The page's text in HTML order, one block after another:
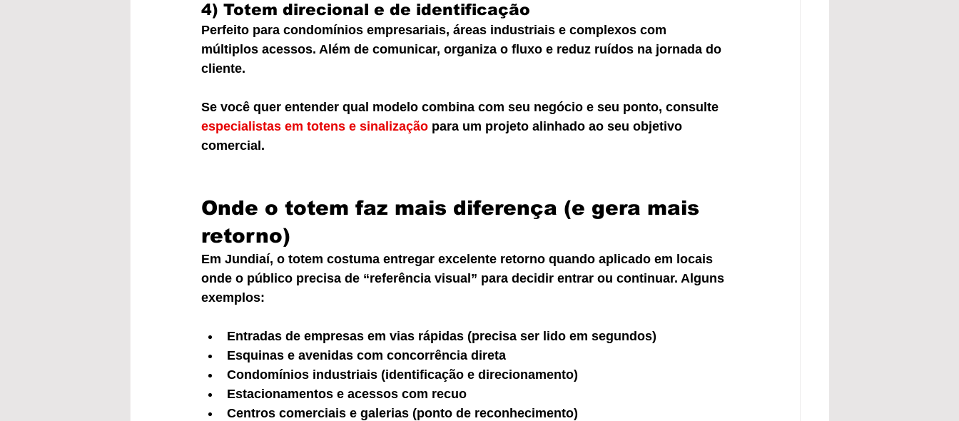
4) Totem direcional e de identificação
Perfeito para condomínios empresariais, áreas industriais e complexos com
múltiplos acessos. Além de comunicar, organiza o fluxo e reduz ruídos na jornada do
cliente.
Se você quer entender qual modelo combina com seu negócio e seu ponto, consulte
especialistas em totens e sinalização para um projeto alinhado ao seu objetivo
comercial.
Onde o totem faz mais diferença (e gera mais
retorno)
Em Jundiaí, o totem costuma entregar excelente retorno quando aplicado em locais
onde o público precisa de “referência visual” para decidir entrar ou continuar. Alguns
exemplos:
Entradas de empresas em vias rápidas (precisa ser lido em segundos)
Esquinas e avenidas com concorrência direta
Condomínios industriais (identificação e direcionamento)
Estacionamentos e acessos com recuo
Centros comerciais e galerias (ponto de reconhecimento)